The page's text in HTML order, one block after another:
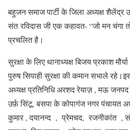
बहुजन समाज पार्टी के जिला अध्यक्ष शैलेंद्र
संत रविदास जी एक कहावत- “जो मन चंगा
प्रचलित है।
सुरक्षा के लिए थानाध्यक्ष बिजय प्रकाश
पुरुष सिपाही सुरक्षा की कमान सभाले
अध्यक्ष प्रतिनिधि अरशद रेयाज़ , मऊ
उर्फ़ सिंटू, बसपा के कोपागंज नगर
कुमार , दयानन्द , प्रेमचद, रजनीकांत ,